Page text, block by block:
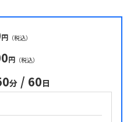
円 （税込）
円 （税込）
分 / 60日